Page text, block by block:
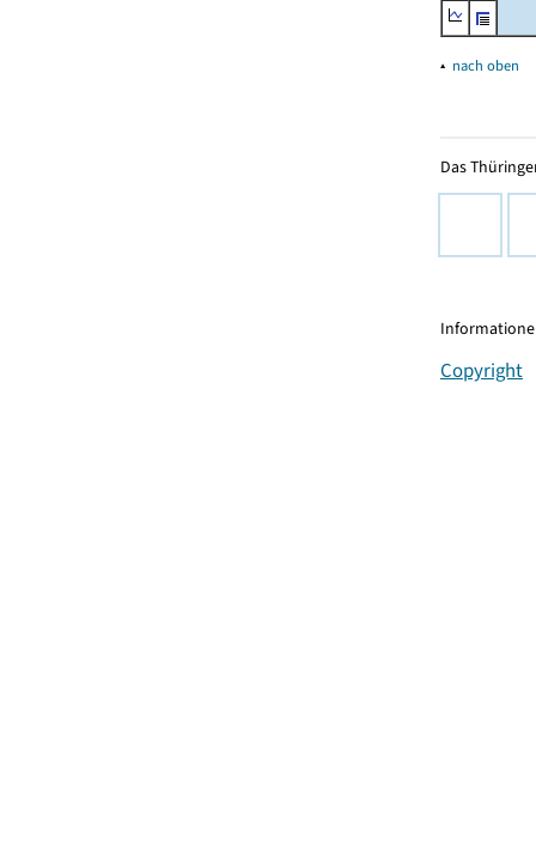
▴ nach oben
Das
Copyright